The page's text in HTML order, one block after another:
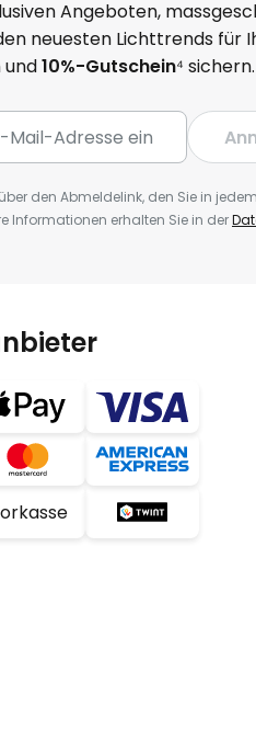
Angeboten,
neuesten Lichttrends für
10%-Gutschein⁴ sichern.
den Abmeldelink, den Sie in
Informationen erhalten Sie in der